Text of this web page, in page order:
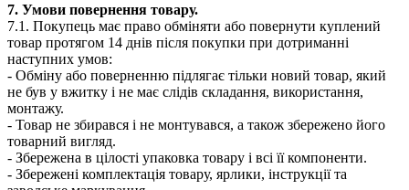
7. Умови повернення товару.
7.1. Покупець має право обміняти або повернути куплений
товар протягом 14 днів після покупки при дотриманні
наступних умов:
- Обміну або поверненню підлягає тільки новий товар, який
не був у вжитку і не має слідів складання, використання,
монтажу.
- Товар не збирався і не монтувався, а також збережено його
товарний вигляд.
- Збережена в цілості упаковка товару і всі її компоненти.
- Збережені комплектація товару, ярлики, інструкції та